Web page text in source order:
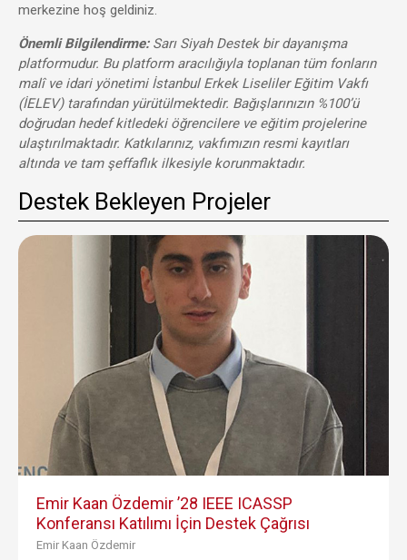
merkezine hoş geldiniz.
Önemli Bilgilendirme:Sarı Siyah Destek bir dayanışma
platformudur. Bu platform aracılığıyla toplanan tüm fonların
malî ve idari yönetimi İstanbul Erkek Liseliler Eğitim Vakfı
(İELEV) tarafından yürütülmektedir. Bağışlarınızın %100’ü
doğrudan hedef kitledeki öğrencilere ve eğitim projelerine
ulaştırılmaktadır. Katkılarınız, vakfımızın resmi kayıtları
altında ve tam şeffaflık ilkesiyle korunmaktadır.
Destek Bekleyen Projeler
Emir Kaan Özdemir ’28 IEEE ICASSP
Konferansı Katılımı İçin Destek Çağrısı
Emir Kaan Özdemir